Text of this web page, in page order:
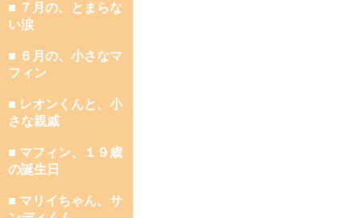
■ ７月の、とまらな
い涙
■ ６月の、小さなマ
フィン
■ レオンくんと、小
さな親戚
■ マフィン、１９歳
の誕生日
■ マリイちゃん、サ